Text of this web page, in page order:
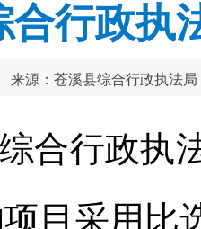
合行政执
来源：苍溪县综合行政执法局
合行政执
目采用比